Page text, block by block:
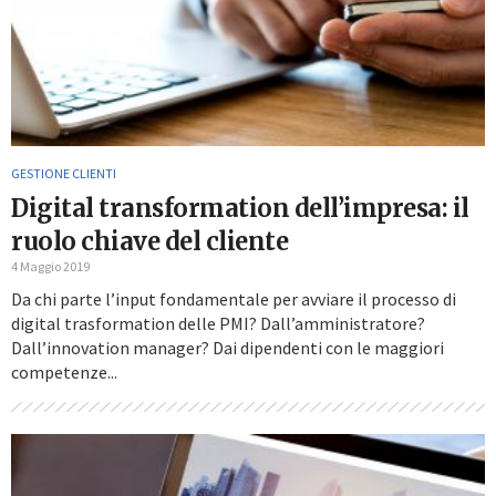
GESTIONE CLIENTI
Digital transformation dell’impresa: il
ruolo chiave del cliente
4 Maggio 2019
Da chi parte l’input fondamentale per avviare il processo di
digital trasformation delle PMI? Dall’amministratore?
Dall’innovation manager? Dai dipendenti con le maggiori
competenze...